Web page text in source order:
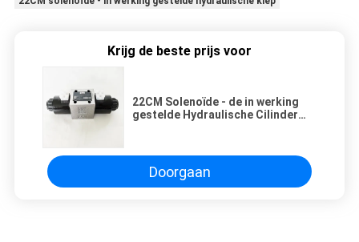
Krijg de beste prijs voor
22CM Solenoïde - de in werking
gestelde Hydraulische Cilinder
Doorgaan